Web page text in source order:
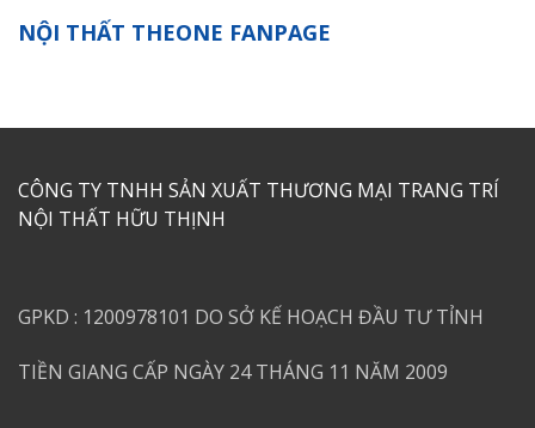
NỘI THẤT THEONE FANPAGE
CÔNG TY TNHH SẢN XUẤT THƯƠNG MẠI TRANG TRÍ
NỘI THẤT HỮU THỊNH
GPKD : 1200978101 DO SỞ KẾ HOẠCH ĐẦU TƯ TỈNH
TIỀN GIANG CẤP NGÀY 24 THÁNG 11 NĂM 2009